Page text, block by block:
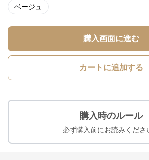
ベージュ
購入画面に進む
カートに追加する
購入時のルール
必ず購入前にお読みくださ